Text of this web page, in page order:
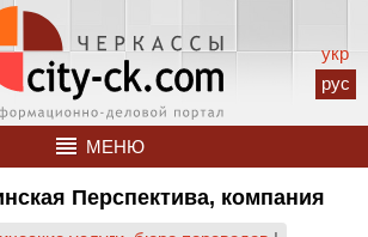
укр
рус
МЕНЮ
Перспектива, компания